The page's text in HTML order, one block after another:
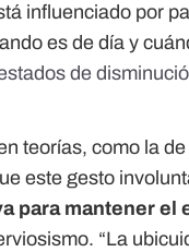
influenciado por
es de día y
de
teorías, como la
este gesto
para mantener el
“La